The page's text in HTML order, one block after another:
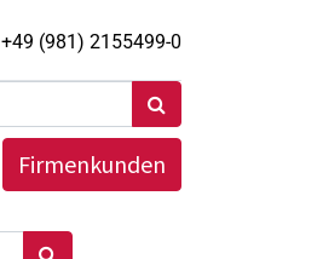
+49 (981) 2155499-0
Firmenkunden